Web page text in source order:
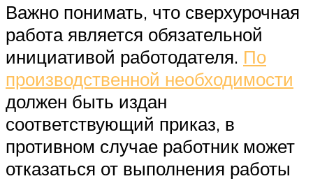
Важно понимать, что сверхурочная
работа является обязательной
инициативой работодателя. По
производственной необходимости
должен быть издан
соответствующий приказ, в
противном случае работник может
отказаться от выполнения работы